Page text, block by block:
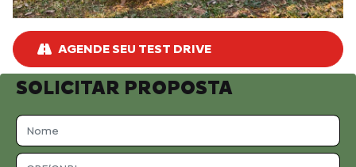
SOLICITAR PROPOSTA
AGENDE SEU TEST DRIVE